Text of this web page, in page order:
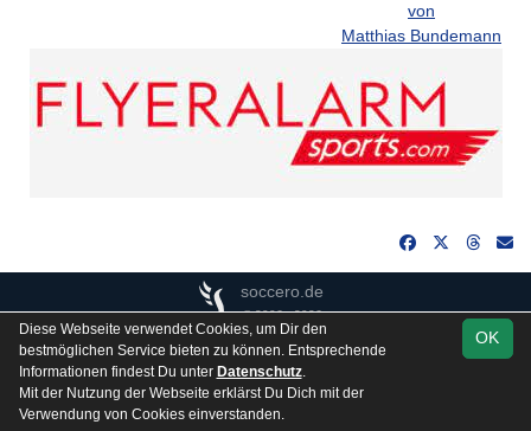
von
Matthias Bundemann
soccero.de
© 2006 - 2026
Besucherstatistik Kontakt Impressum
Gästebuch
Datenschutz
OK
Diese Webseite verwendet Cookies, um Dir den
bestmöglichen Service bieten zu können. Entsprechende
Informationen findest Du unter Datenschutz.
Mit der Nutzung der Webseite erklärst Du Dich mit der
Verwendung von Cookies einverstanden.